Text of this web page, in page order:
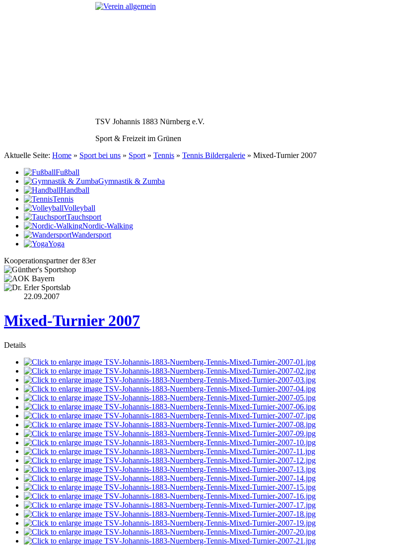
TSV Johannis 1883 Nürnberg e.V.
Sport & Freizeit im Grünen
Aktuelle Seite: Home » Sport bei uns » Sport » Tennis » Tennis Bildergalerie » Mixed-Turnier 2007
Fußball
Gymnastik & Zumba
Handball
Tennis
Volleyball
Tauchsport
Nordic-Walking
Wandersport
Yoga
Kooperationspartner der 83er
22.09.2007
Mixed-Turnier 2007
Details